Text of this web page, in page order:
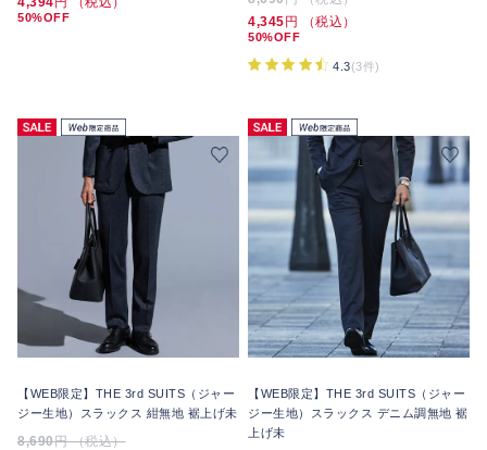
50%OFF
4,345 円 （税込）
50%OFF
4.3(3件)
【WEB限定】THE 3rd SUITS（ジャー
ジー生地）スラックス 紺無地 裾上げ未
8,690円 （税込）
【WEB限定】THE 3rd SUITS（ジャー
ジー生地）スラックス デニム調無地 裾
上げ未